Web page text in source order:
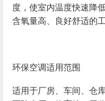
度，使室内温度快速降
含氧量高、良好舒适的工
环保空调适用范围
适用于厂房、车间、仓